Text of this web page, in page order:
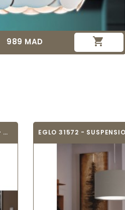
Prix
989 MAD 
EGLO 31619 - SUSPENSION TEXTILE - MASERLO